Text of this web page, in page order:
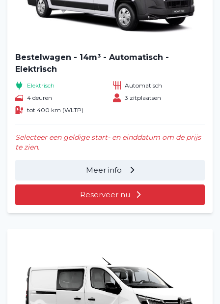
Bestelwagen - 14m³ - Automatisch -
Elektrisch
Elektrisch
Automatisch
4 deuren
3 zitplaatsen
tot 400 km (WLTP)
Selecteer een geldige start- en einddatum om de prijs
te zien.
Meer info
Reserveer nu